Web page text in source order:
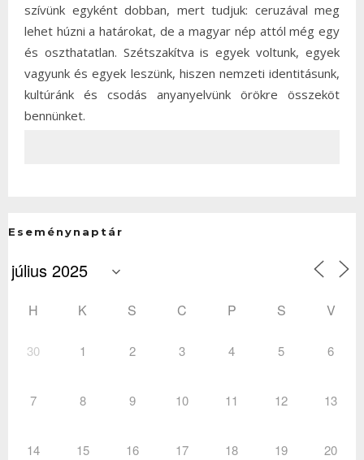
szívünk egyként dobban, mert tudjuk: ceruzával meg
lehet húzni a határokat, de a magyar nép attól még egy
és oszthatatlan. Szétszakítva is egyek voltunk, egyek
vagyunk és egyek leszünk, hiszen nemzeti identitásunk,
kultúránk és csodás anyanyelvünk örökre összeköt
bennünket.
Eseménynaptár
H K S C P S V
30 1 2 3 4 5 6
7 8 9 10 11 12 13
14 15 16 17 18 19 20